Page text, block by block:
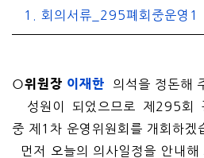
1. 회의서류_295폐회중운영1
○위원장 이재한 의석을 정돈해
성원이 되었으므로 제295회
중 제1차 운영위원회를 개회하겠
먼저 오늘의 의사일정을 안내해